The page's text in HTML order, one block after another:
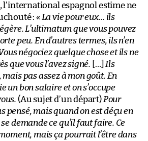
l’international espagnol estime ne
: « La vie pour eux… ils
L’ultimatum que vous pouvez
peu. En d’autres termes, ils n’en
négociez quelque chose et ils ne
que vous l’avez signé.
[…] Ils
mais pas assez à mon goût. En
un bon salaire et on s’occupe
(Au sujet d’un départ)Pour
pensé, mais quand on est déçu en
demande ce qu’il faut faire. Ce
mais ça pourrait l’être dans